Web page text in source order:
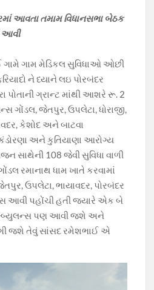
er y
k
આવતા તમામ વિધાનસભા બેઠક
આવી
ગામે ગામ મેડિકલ સુવિધાઓ ઓછી
ને ધ્યાને લઇ પોરબંદર
પોતાની ગ્રાન્ટ માંથી આશરે રૂ. 2
ગોંડલ, જેતપુર, ઉપલેટા, ધોરાજી,
કેશોદ અને બાટવા
અને કુતિયાણા આરોગ્ય
સાથેની 108 જેવી સુવિધા વાળી
રમાનાથ ધામ ખાતે કરવામાં
ઉપલેટા, ભાયાવદર, પોરબંદર
આવી પહોંચી હતી જ્યારે એક બે
પણ આવી જશે અને
જશે તેવું સાંસદ રમેશભાઈ એ